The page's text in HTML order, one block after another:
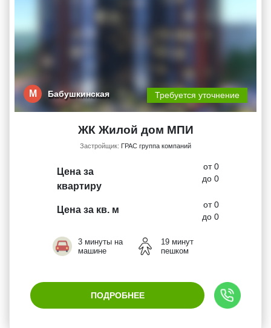
М Бабушкинская Требуется уточнение
ЖК Жилой дом МПИ
Застройщик: ГРАС группа компаний
Цена за
квартиру
от 0
до 0
Цена за кв. м
от 0
до 0
3 минуты на
машине
19 минут
пешком
ПОДРОБНЕЕ